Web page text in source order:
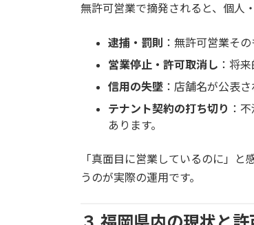
無許可営業で摘発されると、個人
逮捕・罰則 ：無許可営業そ
営業停止・許可取消し ：将
信用の失墜 ：店舗名が公表
テナント契約の打ち切り ：
あります。
「真面目に営業しているのに」と
うのが実際の運用です。
３ 福岡県内の現状と